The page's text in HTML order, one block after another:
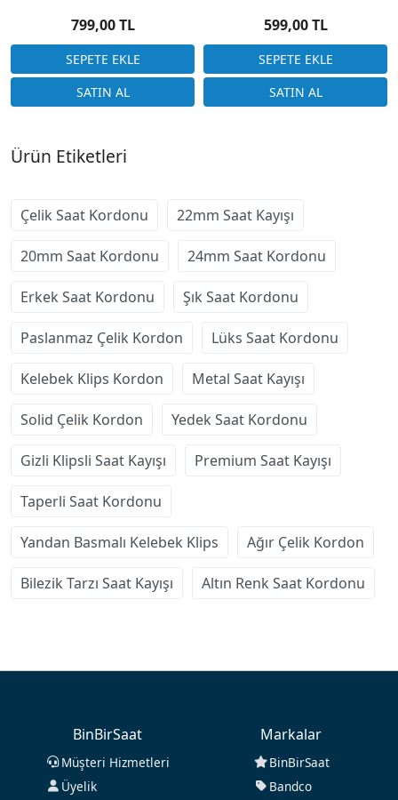
799,00 TL
599,00 TL
Ürün Etiketleri
Çelik Saat Kordonu 22mm Saat Kayışı
20mm Saat Kordonu 24mm Saat Kordonu
Erkek Saat Kordonu Şık Saat Kordonu
Paslanmaz Çelik Kordon Lüks Saat Kordonu
Kelebek Klips Kordon Metal Saat Kayışı
Solid Çelik Kordon Yedek Saat Kordonu
Gizli Klipsli Saat Kayışı Premium Saat Kayışı
Taperli Saat Kordonu
Yandan Basmalı Kelebek Klips Ağır Çelik Kordon
Bilezik Tarzı Saat Kayışı Altın Renk Saat Kordonu
BinBirSaat
Müşteri Hizmetleri
Üyelik
Markalar
BinBirSaat
Bandco